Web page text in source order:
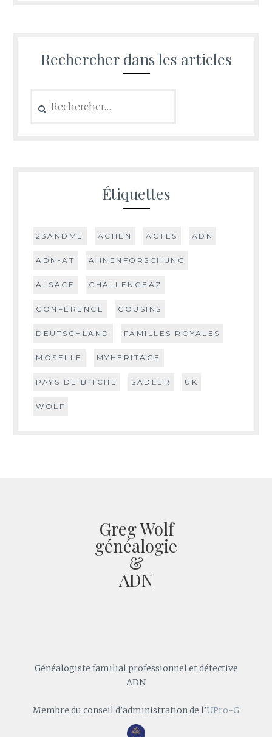
Rechercher dans les articles
Étiquettes
23ANDME ACHEN ACTES ADN
ADN-AT AHNENFORSCHUNG
ALSACE CHALLENGEAZ
CONFÉRENCE COUSINS
DEUTSCHLAND FAMILLES ROYALES
MOSELLE MYHERITAGE
PAYS DE BITCHE SADLER UK
WOLF
Greg Wolf
généalogie
&
ADN
Généalogiste familial professionnel et détective
ADN
Membre du conseil d’administration de l’UPro-G